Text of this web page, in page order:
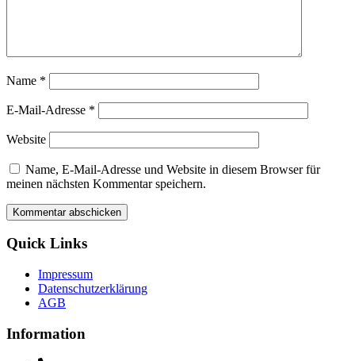
Name *
E-Mail-Adresse *
Website
Name, E-Mail-Adresse und Website in diesem Browser für
meinen nächsten Kommentar speichern.
Quick Links
Impressum
Datenschutzerklärung
AGB
Information